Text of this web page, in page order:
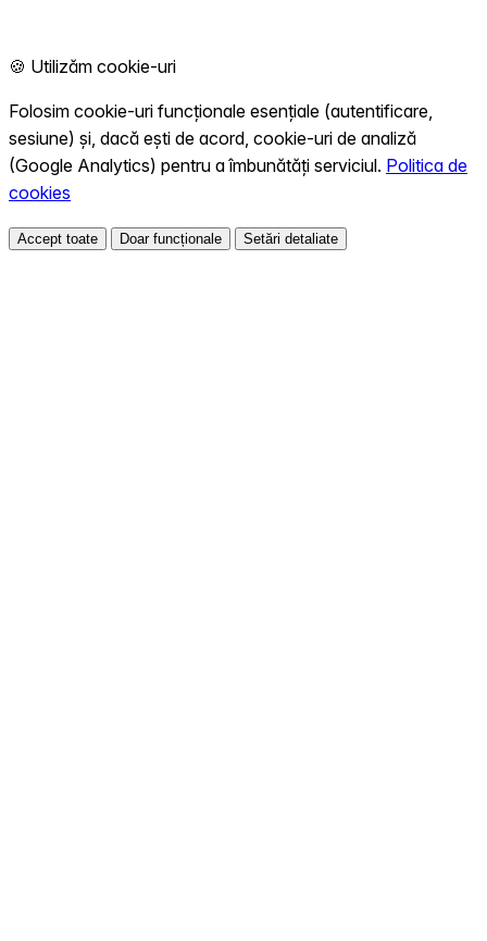
🍪 Utilizăm cookie-uri
Folosim cookie-uri funcționale esențiale (autentificare,
sesiune) și, dacă ești de acord, cookie-uri de analiză
(Google Analytics) pentru a îmbunătăți serviciul. Politica de
cookies
Accept toate Doar funcționale Setări detaliate